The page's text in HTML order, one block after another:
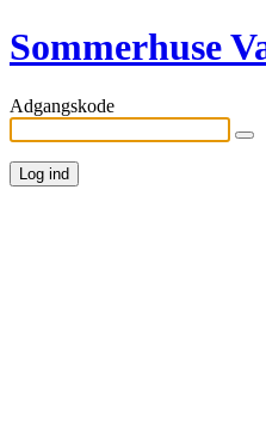
Sommerhuse
Adgangskode